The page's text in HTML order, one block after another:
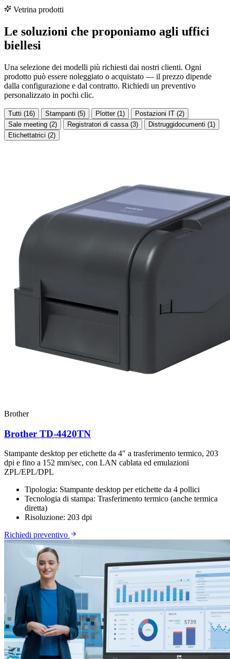
Vetrina prodotti
Le soluzioni che proponiamo agli uffici
biellesi
Una selezione dei modelli più richiesti dai nostri clienti. Ogni
prodotto può essere noleggiato o acquistato — il prezzo dipende
dalla configurazione e dal contratto. Richiedi un preventivo
personalizzato in pochi clic.
Tutti (16) Stampanti (5) Plotter (1)
Postazioni IT (2)
Sale meeting (2)
Registratori di cassa (3)
Distruggidocumenti (1)
Etichettatrici (2)
Brother
Brother TD-4420TN
Stampante desktop per etichette da 4″ a trasferimento termico, 203
dpi e fino a 152 mm/sec, con LAN cablata ed emulazioni
ZPL/EPL/DPL
Tipologia: Stampante desktop per etichette da 4 pollici
Tecnologia di stampa: Trasferimento termico (anche termica
diretta)
Risoluzione: 203 dpi
Richiedi preventivo